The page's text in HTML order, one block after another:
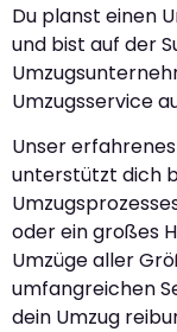
Du planst einen
und bist auf der
Umzugsservice
Unser
unterstützt dich
oder ein großes
Umzüge aller
umfangreichen
dein Umzug